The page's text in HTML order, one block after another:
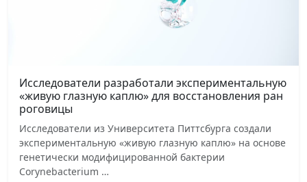
Исследователи разработали экспериментальную
«живую глазную каплю» для восстановления ран
роговицы
Исследователи из Университета Питтсбурга создали
экспериментальную «живую глазную каплю» на основе
генетически модифицированной бактерии
Corynebacterium …